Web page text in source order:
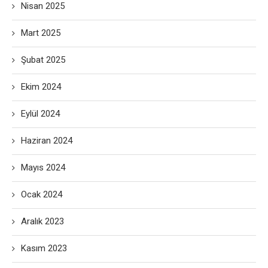
Nisan 2025
Mart 2025
Şubat 2025
Ekim 2024
Eylül 2024
Haziran 2024
Mayıs 2024
Ocak 2024
Aralık 2023
Kasım 2023